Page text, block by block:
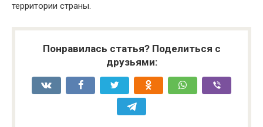
территории страны.
Понравилась статья? Поделиться с
друзьями: